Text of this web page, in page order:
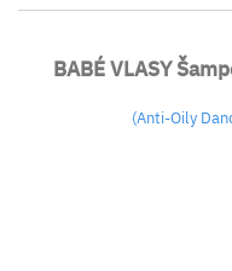
BABÉ VLASY
(Anti-Oily